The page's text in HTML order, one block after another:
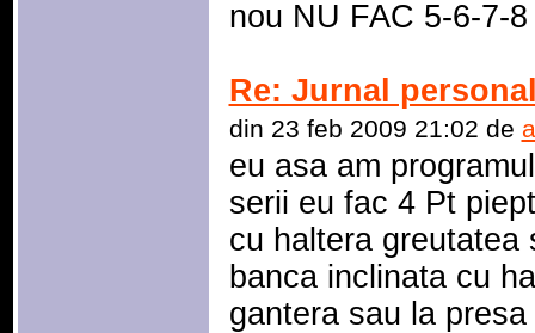
nou NU FAC 5-6-7-
Re: Jurnal
din 23 feb 2009 21:02 de
eu asa am
serii eu fac 4 Pt
cu haltera greutatea
banca inclinata cu
gantera sau la